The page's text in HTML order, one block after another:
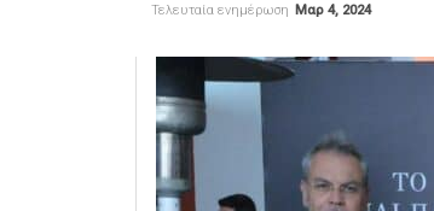
Τελευταία ενημέρωση Μαρ 4, 2024